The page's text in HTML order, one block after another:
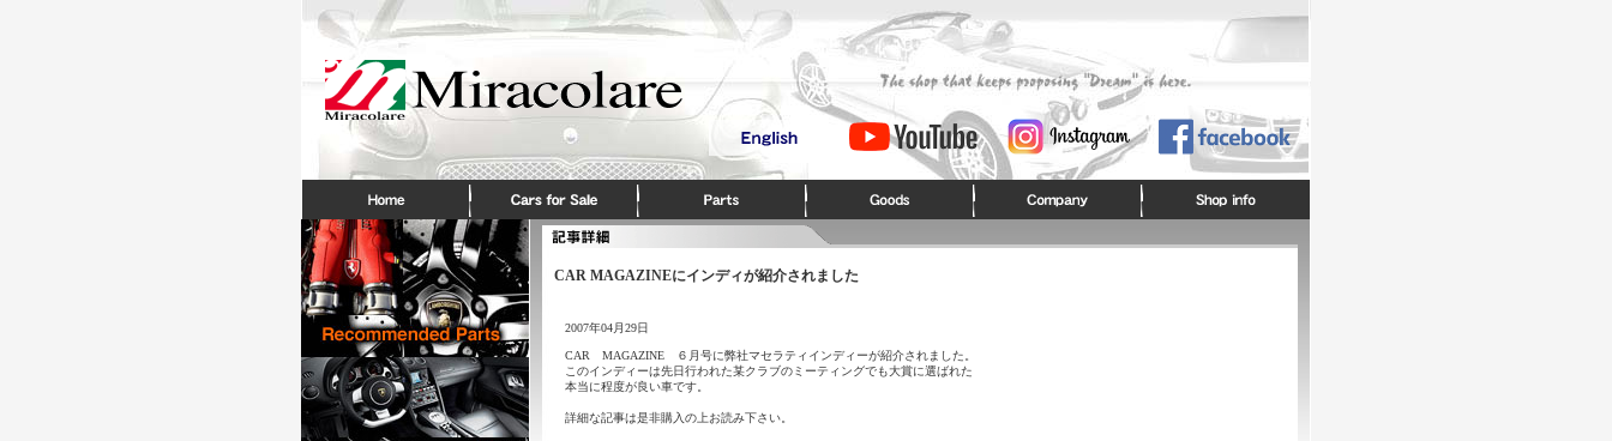
CAR MAGAZINEにインディが紹介されました
2007年04月29日
CAR MAGAZINE ６月号に弊社マセラティインディーが紹介されました。
このインディーは先日行われた某クラブのミーティングでも大賞に選ばれた
本当に程度が良い車です。
詳細な記事は是非購入の上お読み下さい。